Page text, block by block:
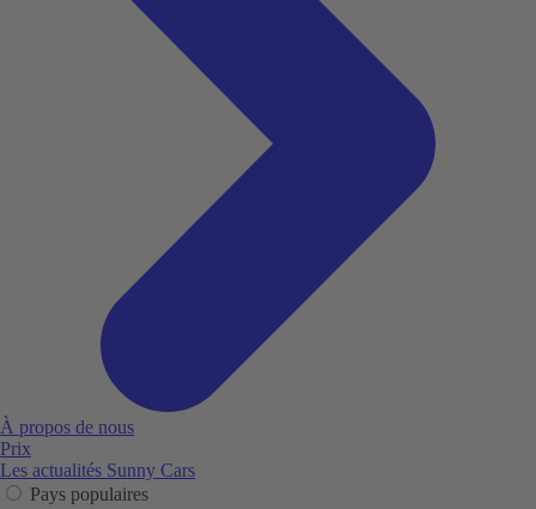
À propos de nous
Prix
Les actualités Sunny Cars
Pays populaires